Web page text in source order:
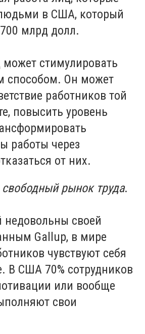
в США, который
млрд долл.
стимулировать
способом. Он может
работников той
повысить уровень
работы через
от них.
рынок труда.
своей
Gallup, в мире
чувствуют себя
В США 70% сотрудников
или вообще
свои